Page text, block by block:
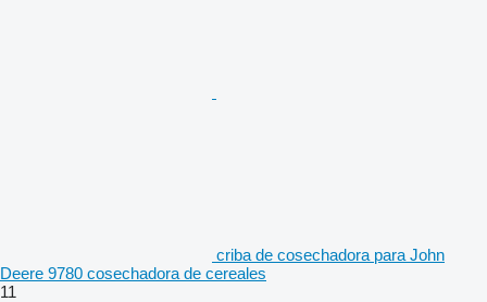
criba de cosechadora para John
Deere 9780 cosechadora de cereales
11